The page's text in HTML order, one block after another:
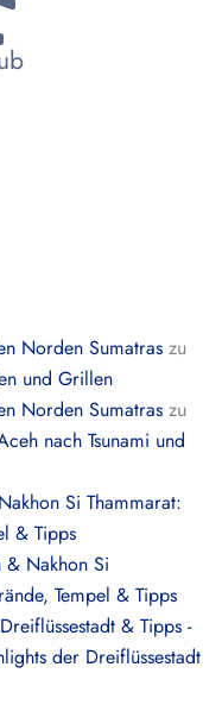
Norden Sumatras zu
und Grillen
Norden Sumatras zu
nach Tsunami und
Si Thammarat:
& Tipps
& Nakhon Si
Tempel & Tipps
& Tipps -
der Dreiflüssestadt